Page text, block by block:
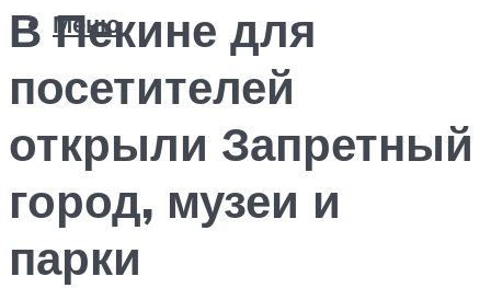
Меню
В Пекине для
посетителей
открыли Запретный
город, музеи и
парки